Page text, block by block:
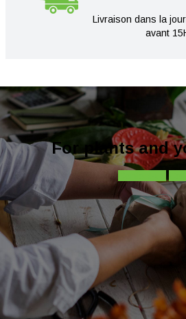
Livraison dans la
avant
For plants and